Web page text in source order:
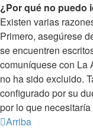
¿Por qué no puedo
Existen varias
Primero, asegúrese
se encuentren
comuníquese con La
no ha sido excluido.
configurado por su
por lo que
Arriba